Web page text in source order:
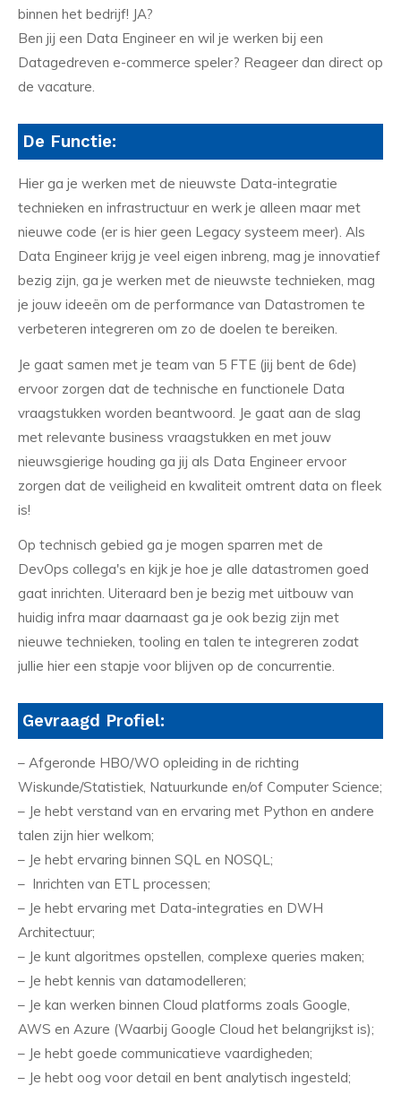
binnen het bedrijf! JA?
Ben jij een Data Engineer en wil je werken bij een
Datagedreven e-commerce speler? Reageer dan direct op
de vacature.
De Functie:
Hier ga je werken met de nieuwste Data-integratie
technieken en infrastructuur en werk je alleen maar met
nieuwe code (er is hier geen Legacy systeem meer). Als
Data Engineer krijg je veel eigen inbreng, mag je innovatief
bezig zijn, ga je werken met de nieuwste technieken, mag
je jouw ideeën om de performance van Datastromen te
verbeteren integreren om zo de doelen te bereiken.
Je gaat samen met je team van 5 FTE (jij bent de 6de)
ervoor zorgen dat de technische en functionele Data
vraagstukken worden beantwoord. Je gaat aan de slag
met relevante business vraagstukken en met jouw
nieuwsgierige houding ga jij als Data Engineer ervoor
zorgen dat de veiligheid en kwaliteit omtrent data on fleek
is!
Op technisch gebied ga je mogen sparren met de
DevOps collega's en kijk je hoe je alle datastromen goed
gaat inrichten. Uiteraard ben je bezig met uitbouw van
huidig infra maar daarnaast ga je ook bezig zijn met
nieuwe technieken, tooling en talen te integreren zodat
jullie hier een stapje voor blijven op de concurrentie.
Gevraagd Profiel:
– Afgeronde HBO/WO opleiding in de richting
Wiskunde/Statistiek, Natuurkunde en/of Computer Science;
– Je hebt verstand van en ervaring met Python en andere
talen zijn hier welkom;
– Je hebt ervaring binnen SQL en NOSQL;
– Inrichten van ETL processen;
– Je hebt ervaring met Data-integraties en DWH
Architectuur;
– Je kunt algoritmes opstellen, complexe queries maken;
– Je hebt kennis van datamodelleren;
– Je kan werken binnen Cloud platforms zoals Google,
AWS en Azure (Waarbij Google Cloud het belangrijkst is);
– Je hebt goede communicatieve vaardigheden;
– Je hebt oog voor detail en bent analytisch ingesteld;